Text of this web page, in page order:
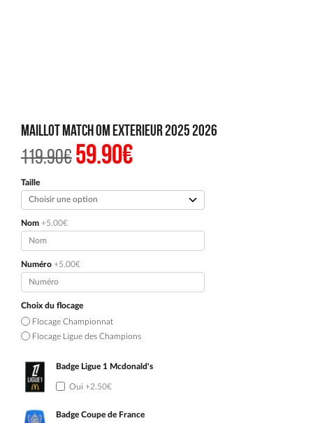
Maillot Match OM Exterieur 2025 2026
119.90€Le
prix
était :
119.90€.
59.90€Le
prix
est :
59.90€.
Taille
Nom +5.00€
Numéro +5.00€
Choix du flocage
Flocage Championnat
Flocage Ligue des Champions
Badge Ligue 1 Mcdonald's
Oui +2.50€
Badge Coupe de France